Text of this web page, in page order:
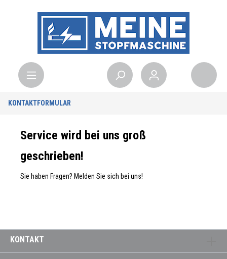
KONTAKTFORMULAR
Service wird bei uns groß
geschrieben!
Sie haben Fragen? Melden Sie sich bei uns!
KONTAKT